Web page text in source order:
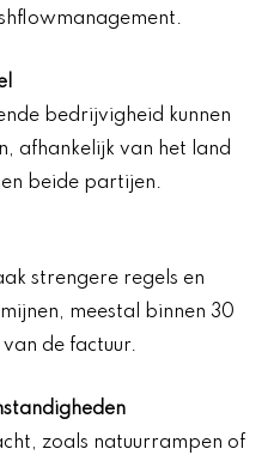
bedrijvigheid kunnen
afhankelijk van het land
beide partijen.
strengere regels en
meestal binnen 30
de factuur.
zoals natuurrampen of